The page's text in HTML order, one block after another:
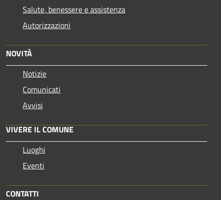
Salute, benessere e assistenza
Autorizzazioni
NOVITÀ
Notizie
Comunicati
Avvisi
VIVERE IL COMUNE
Luoghi
Eventi
CONTATTI